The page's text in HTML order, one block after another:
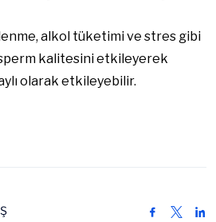
alkol tüketimi ve stres gibi
kalitesini etkileyerek
olarak etkileyebilir.